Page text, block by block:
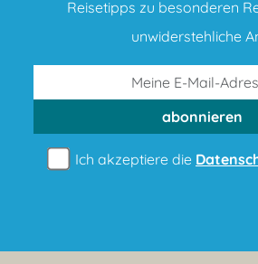
Reisetipps zu besonderen
unwiderstehliche
abonnieren
Ich akzeptiere die